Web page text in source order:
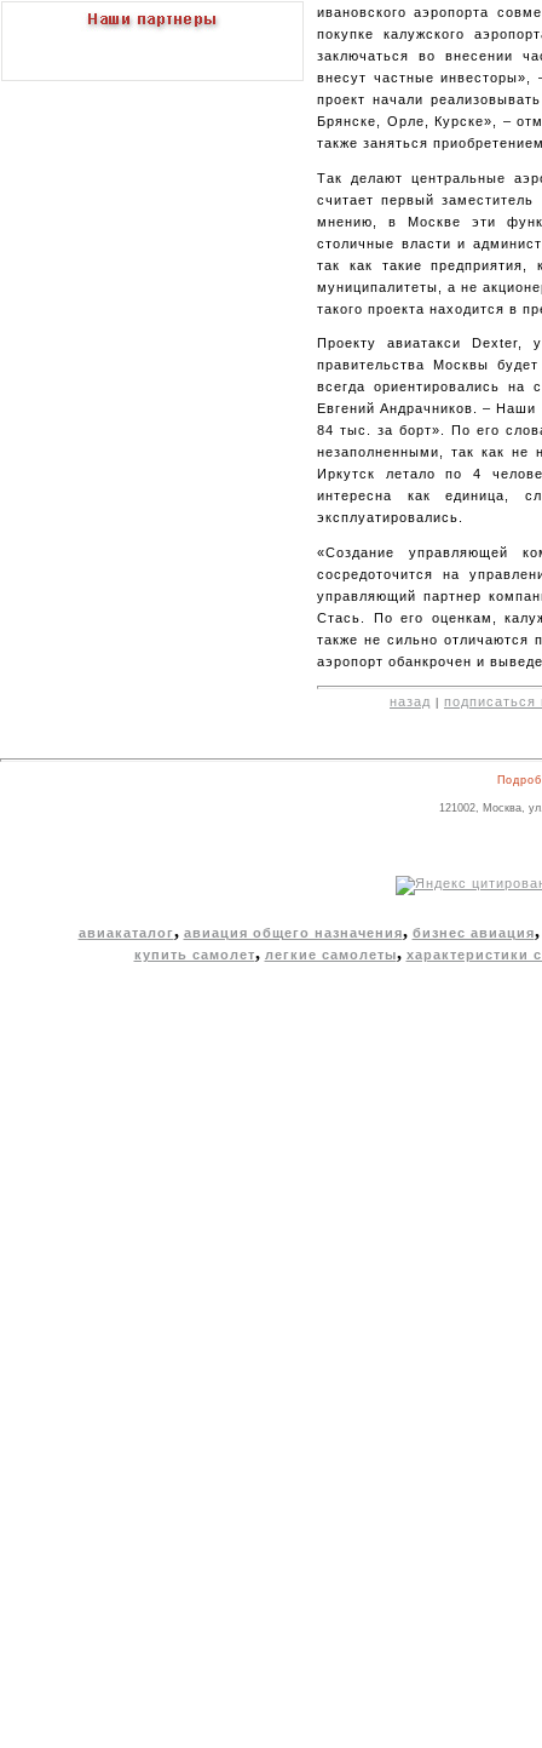
ивановского аэропорта
покупке калужского
заключаться во внесении
внесут частные
проект начали
Брянске, Орле, Курске», –
также заняться
Так делают центральные
считает первый
мнению, в Москве эти
столичные власти и
так как такие
муниципалитеты, а не
такого проекта находится в
Проекту авиатакси Dexter,
правительства Москвы
всегда ориентировались на
Евгений Андрачников. –
84 тыс. за борт». По его
незаполненными, так как не
Иркутск летало по 4
интересна как единица,
эксплуатировались.
«Создание управляющей
сосредоточится на
управляющий партнер
Стась. По его оценкам,
также не сильно отличаются
аэропорт обанкрочен и
назад подписаться
121002, Москва,
авиакаталог, авиация общего назначения, бизнес авиация
купить самолет, легкие самолеты, характеристики